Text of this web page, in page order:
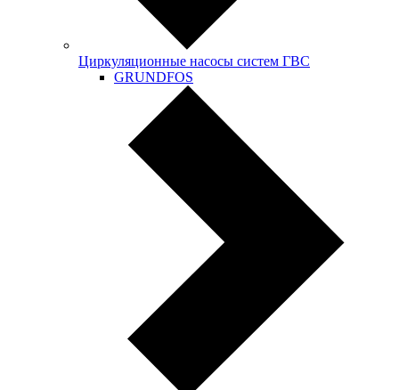
Циркуляционные насосы систем ГВС
GRUNDFOS